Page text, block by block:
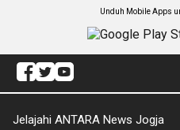
Unduh Mobile Apps
Jelajahi ANTARA News Jogja